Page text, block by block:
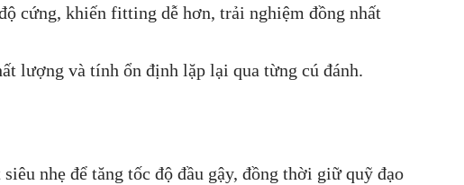
cứng, khiến fitting dễ hơn, trải nghiệm đồng nhất
lượng và tính ổn định lặp lại qua từng cú đánh.
nhẹ để tăng tốc độ đầu gậy, đồng thời giữ quỹ đạo